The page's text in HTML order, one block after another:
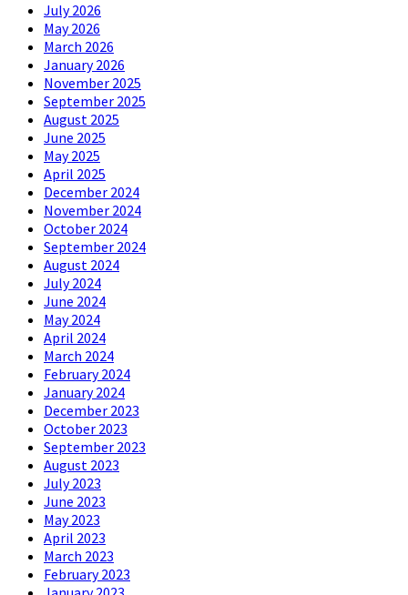
July 2026
May 2026
March 2026
January 2026
November 2025
September 2025
August 2025
June 2025
May 2025
April 2025
December 2024
November 2024
October 2024
September 2024
August 2024
July 2024
June 2024
May 2024
April 2024
March 2024
February 2024
January 2024
December 2023
October 2023
September 2023
August 2023
July 2023
June 2023
May 2023
April 2023
March 2023
February 2023